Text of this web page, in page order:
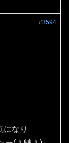
#3594
になり